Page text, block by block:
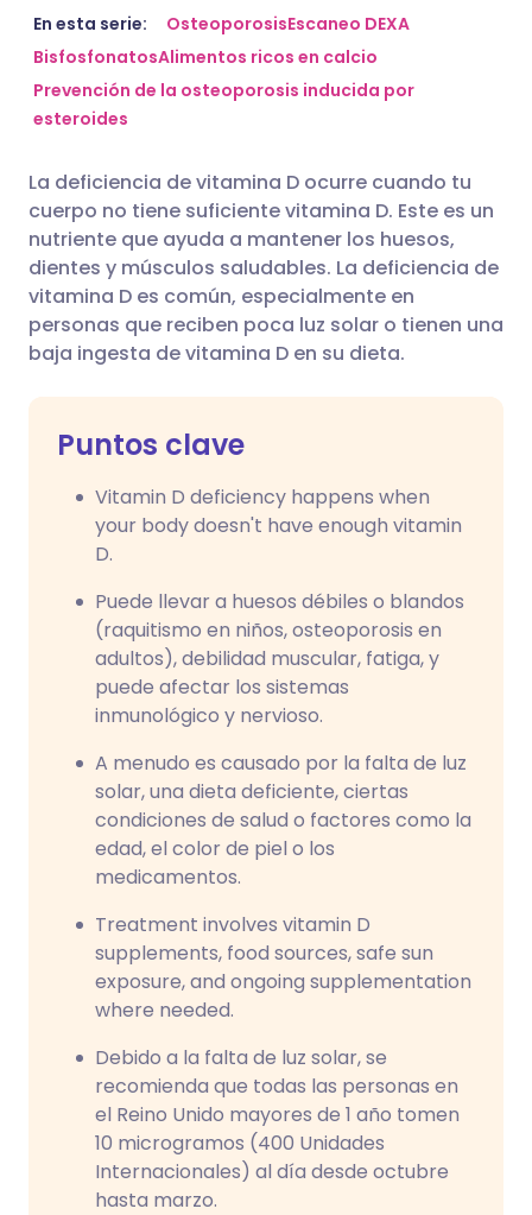
Compartir por correo
electrónico
Compartir en LinkedIn
Compartir en X
Compartir vía WhatsApp
Copiar enlace
🇬🇧 English 🇩🇪 Deutsch
🇪🇸 Español 🇫🇷 Français
🇮🇳 हिन्दी 🇮🇱 עברית
🇸🇦 عربي 🇸🇪 Svenska
En esta serie: OsteoporosisEscaneo DEXA
BisfosfonatosAlimentos ricos en calcio
Prevención de la osteoporosis inducida por
esteroides
La deficiencia de vitamina D ocurre cuando tu
cuerpo no tiene suficiente vitamina D. Este es un
nutriente que ayuda a mantener los huesos,
dientes y músculos saludables. La deficiencia de
vitamina D es común, especialmente en
personas que reciben poca luz solar o tienen una
baja ingesta de vitamina D en su dieta.
Puntos clave
Vitamin D deficiency happens when
your body doesn't have enough vitamin
D.
Puede llevar a huesos débiles o blandos
(raquitismo en niños, osteoporosis en
adultos), debilidad muscular, fatiga, y
puede afectar los sistemas
inmunológico y nervioso.
A menudo es causado por la falta de luz
solar, una dieta deficiente, ciertas
condiciones de salud o factores como la
edad, el color de piel o los
medicamentos.
Treatment involves vitamin D
supplements, food sources, safe sun
exposure, and ongoing supplementation
where needed.
Debido a la falta de luz solar, se
recomienda que todas las personas en
el Reino Unido mayores de 1 año tomen
10 microgramos (400 Unidades
Internacionales) al día desde octubre
hasta marzo.